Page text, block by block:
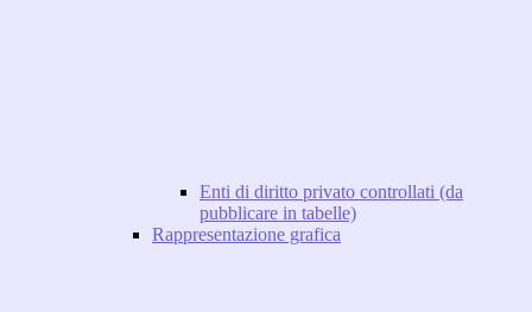
Enti di diritto privato controllati (da
pubblicare in tabelle)
Rappresentazione grafica